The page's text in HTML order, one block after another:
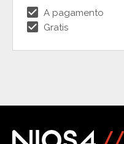
check_box A pagamento
check_box Gratis